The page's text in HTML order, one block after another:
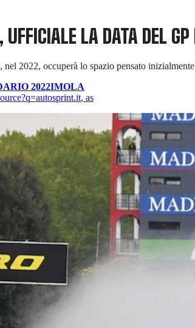
LA DATA DEL
nel 2022, occuperà lo spazio pensato
2022IMOLA
, as